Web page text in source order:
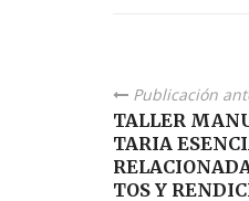
Publicación
TALLER
TARIA
TOS Y